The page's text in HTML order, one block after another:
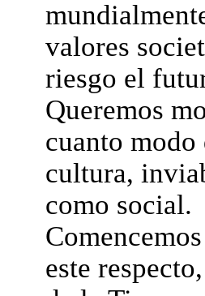
valores
riesgo el
Queremos
cuanto
cultura,
como social.
este